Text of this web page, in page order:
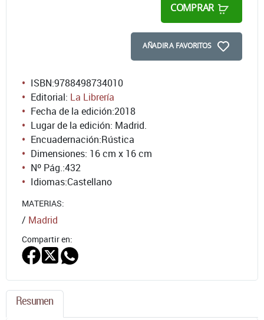
COMPRAR
AÑADIR A FAVORITOS
ISBN:9788498734010
Editorial: La Librería
Fecha de la edición:2018
Lugar de la edición: Madrid.
Encuadernación:Rústica
Dimensiones: 16 cm x 16 cm
Nº Pág.:432
Idiomas:Castellano
MATERIAS:
/ Madrid
Compartir en:
Resumen